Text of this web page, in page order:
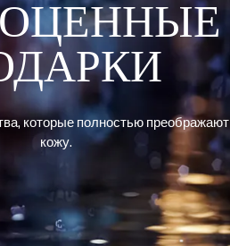
которые полностью преображают
кожу.